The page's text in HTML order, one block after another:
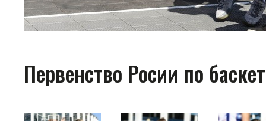
Первенство Росии по